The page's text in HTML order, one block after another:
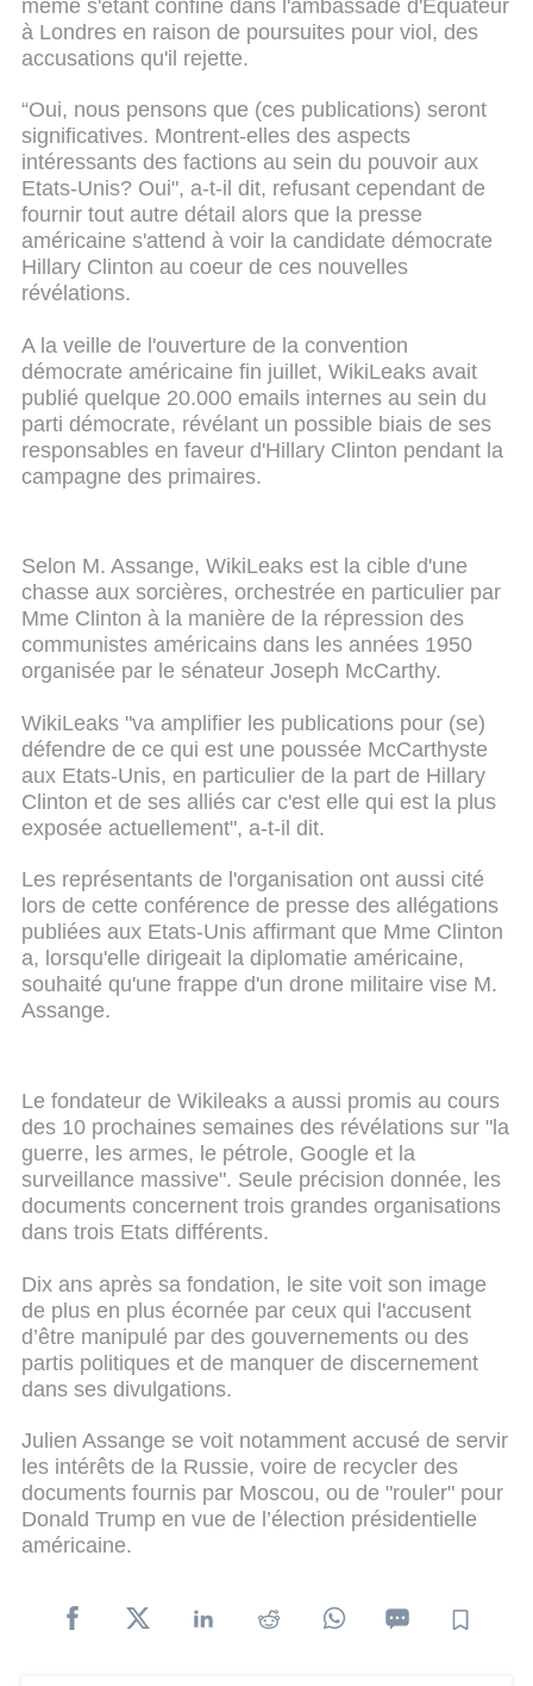
même s'étant confiné dans l'ambassade d'Equateur
à Londres en raison de poursuites pour viol, des
accusations qu'il rejette.
“Oui, nous pensons que (ces publications) seront
significatives. Montrent-elles des aspects
intéressants des factions au sein du pouvoir aux
Etats-Unis? Oui", a-t-il dit, refusant cependant de
fournir tout autre détail alors que la presse
américaine s'attend à voir la candidate démocrate
Hillary Clinton au coeur de ces nouvelles
révélations.
A la veille de l'ouverture de la convention
démocrate américaine fin juillet, WikiLeaks avait
publié quelque 20.000 emails internes au sein du
parti démocrate, révélant un possible biais de ses
responsables en faveur d'Hillary Clinton pendant la
campagne des primaires.
Selon M. Assange, WikiLeaks est la cible d'une
chasse aux sorcières, orchestrée en particulier par
Mme Clinton à la manière de la répression des
communistes américains dans les années 1950
organisée par le sénateur Joseph McCarthy.
WikiLeaks "va amplifier les publications pour (se)
défendre de ce qui est une poussée McCarthyste
aux Etats-Unis, en particulier de la part de Hillary
Clinton et de ses alliés car c'est elle qui est la plus
exposée actuellement", a-t-il dit.
Les représentants de l'organisation ont aussi cité
lors de cette conférence de presse des allégations
publiées aux Etats-Unis affirmant que Mme Clinton
a, lorsqu'elle dirigeait la diplomatie américaine,
souhaité qu'une frappe d'un drone militaire vise M.
Assange.
Le fondateur de Wikileaks a aussi promis au cours
des 10 prochaines semaines des révélations sur "la
guerre, les armes, le pétrole, Google et la
surveillance massive". Seule précision donnée, les
documents concernent trois grandes organisations
dans trois Etats différents.
Dix ans après sa fondation, le site voit son image
de plus en plus écornée par ceux qui l'accusent
d’être manipulé par des gouvernements ou des
partis politiques et de manquer de discernement
dans ses divulgations.
Julien Assange se voit notamment accusé de servir
les intérêts de la Russie, voire de recycler des
documents fournis par Moscou, ou de "rouler" pour
Donald Trump en vue de l’élection présidentielle
américaine.